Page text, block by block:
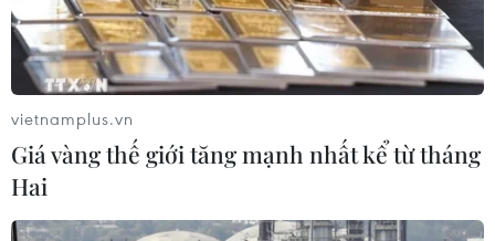
Dòng vốn FDI vào Quảng Ninh
chuyển dịch tích cực về chất lượng
05/08/2026 07:40
An Giang: Xây dựng cơ chế giao việc
vietnamplus.vn
Giá vàng thế giới tăng mạnh nhất kể từ tháng
Hai